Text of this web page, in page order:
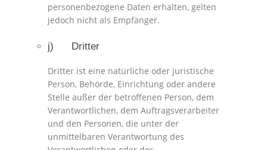
personenbezogene Daten erhalten, gelten
jedoch nicht als Empfänger.
j) Dritter
Dritter ist eine natürliche oder juristische
Person, Behörde, Einrichtung oder andere
Stelle außer der betroffenen Person, dem
Verantwortlichen, dem Auftragsverarbeiter
und den Personen, die unter der
unmittelbaren Verantwortung des